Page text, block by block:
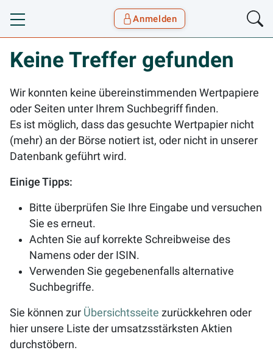
Toggle navigation
Anmelden
Keine Treffer gefunden
Wir konnten keine übereinstimmenden Wertpapiere
oder Seiten unter Ihrem Suchbegriff finden.
Es ist möglich, dass das gesuchte Wertpapier nicht
(mehr) an der Börse notiert ist, oder nicht in unserer
Datenbank geführt wird.
Einige Tipps:
Bitte überprüfen Sie Ihre Eingabe und versuchen
Sie es erneut.
Achten Sie auf korrekte Schreibweise des
Namens oder der ISIN.
Verwenden Sie gegebenenfalls alternative
Suchbegriffe.
Sie können zur Übersichtsseite zurückkehren oder
hier unsere Liste der umsatzsstärksten Aktien
durchstöbern.